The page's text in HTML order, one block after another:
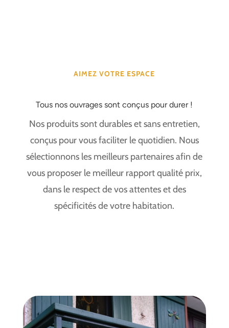
AIMEZ VOTRE ESPACE
Tous nos ouvrages sont conçus pour durer !
Nos produits sont durables et sans entretien,
conçus pour vous faciliter le quotidien. Nous
sélectionnons les meilleurs partenaires afin de
vous proposer le meilleur rapport qualité prix,
dans le respect de vos attentes et des
spécificités de votre habitation.